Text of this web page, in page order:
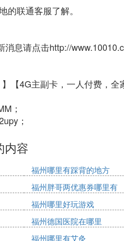
联通客服了解。
息请点击http://
【4G主副卡，一人付费，全
；
；
内容
福州哪里有踩背的地方
福州胖哥两优惠券哪里有
福州哪里好玩游戏
福州德国医院在哪里
福州哪里有艾灸